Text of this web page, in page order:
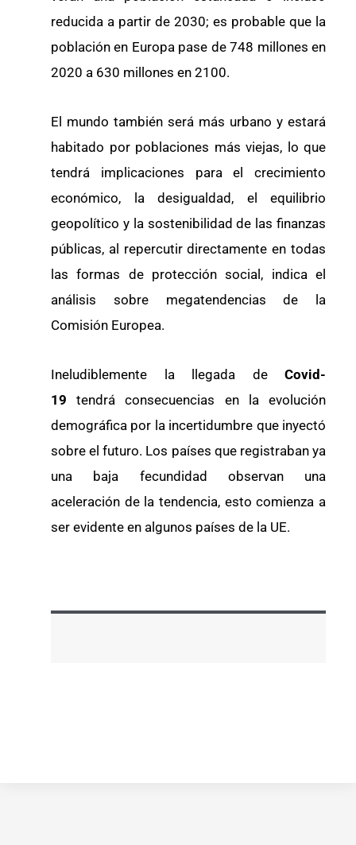
reducida a partir de 2030; es probable que la
población en Europa pase de 748 millones en
2020 a 630 millones en 2100.
El mundo también será más urbano y estará
habitado por poblaciones más viejas, lo que
tendrá implicaciones para el crecimiento
económico, la desigualdad, el equilibrio
geopolítico y la sostenibilidad de las finanzas
públicas, al repercutir directamente en todas
las formas de protección social, indica el
análisis sobre megatendencias de la
Comisión Europea.
Ineludiblemente la llegada de Covid-
19 tendrá consecuencias en la evolución
demográfica por la incertidumbre que inyectó
sobre el futuro. Los países que registraban ya
una baja fecundidad observan una
aceleración de la tendencia, esto comienza a
ser evidente en algunos países de la UE.